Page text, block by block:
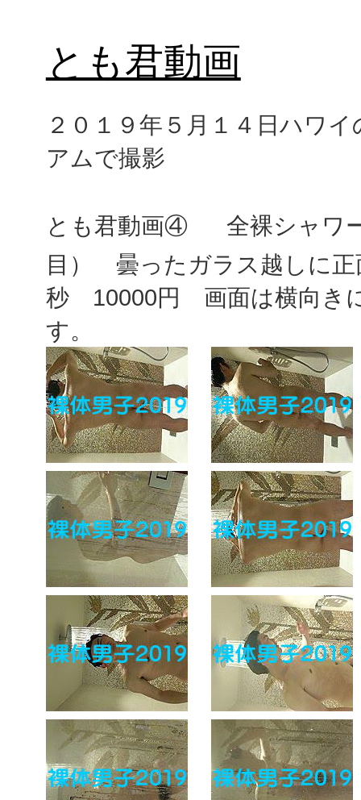
とも君動画
２０１９年５月１４日ハワ
アムで撮影
とも君動画④
全裸シャワ
目） 曇ったガラス越しに
秒 10000円 画面は横向き
す。